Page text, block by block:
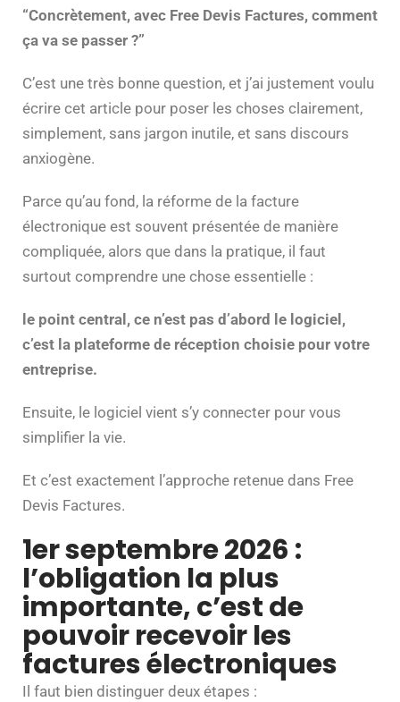
“Concrètement, avec Free Devis Factures, comment
ça va se passer ?”
C’est une très bonne question, et j’ai justement voulu
écrire cet article pour poser les choses clairement,
simplement, sans jargon inutile, et sans discours
anxiogène.
Parce qu’au fond, la réforme de la facture
électronique est souvent présentée de manière
compliquée, alors que dans la pratique, il faut
surtout comprendre une chose essentielle :
le point central, ce n’est pas d’abord le logiciel,
c’est la plateforme de réception choisie pour votre
entreprise.
Ensuite, le logiciel vient s’y connecter pour vous
simplifier la vie.
Et c’est exactement l’approche retenue dans Free
Devis Factures.
1er septembre 2026 :
l’obligation la plus
importante, c’est de
pouvoir recevoir les
factures électroniques
Il faut bien distinguer deux étapes :